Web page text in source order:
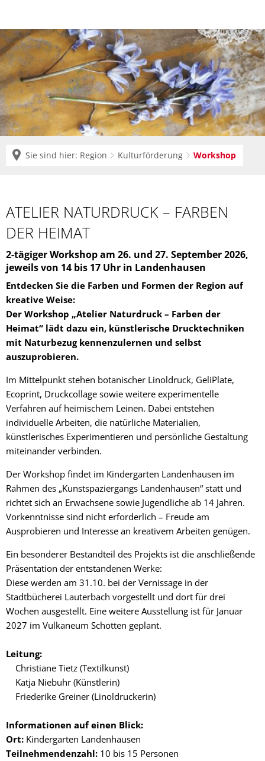
Sie sind hier: Region Kulturförderung Workshop
ATELIER NATURDRUCK – FARBEN
DER HEIMAT
2-tägiger Workshop am 26. und 27. September 2026,
jeweils von 14 bis 17 Uhr in Landenhausen
Entdecken Sie die Farben und Formen der Region auf
kreative Weise:
Der Workshop „Atelier Naturdruck – Farben der
Heimat“ lädt dazu ein, künstlerische Drucktechniken
mit Naturbezug kennenzulernen und selbst
auszuprobieren.
Im Mittelpunkt stehen botanischer Linoldruck, GeliPlate,
Ecoprint, Druckcollage sowie weitere experimentelle
Verfahren auf heimischem Leinen. Dabei entstehen
individuelle Arbeiten, die natürliche Materialien,
künstlerisches Experimentieren und persönliche Gestaltung
miteinander verbinden.
Der Workshop findet im Kindergarten Landenhausen im
Rahmen des „Kunstspaziergangs Landenhausen“ statt und
richtet sich an Erwachsene sowie Jugendliche ab 14 Jahren.
Vorkenntnisse sind nicht erforderlich – Freude am
Ausprobieren und Interesse an kreativem Arbeiten genügen.
Ein besonderer Bestandteil des Projekts ist die anschließende
Präsentation der entstandenen Werke:
Diese werden am 31.10. bei der Vernissage in der
Stadtbücherei Lauterbach vorgestellt und dort für drei
Wochen ausgestellt. Eine weitere Ausstellung ist für Januar
2027 im Vulkaneum Schotten geplant.
Leitung:
Christiane Tietz (Textilkunst)
Katja Niebuhr (Künstlerin)
Friederike Greiner (Linoldruckerin)
Informationen auf einen Blick:
Ort: Kindergarten Landenhausen
Teilnehmendenzahl: 10 bis 15 Personen